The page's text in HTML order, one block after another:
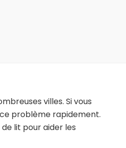
villes. Si vous
problème rapidement.
lit pour aider les